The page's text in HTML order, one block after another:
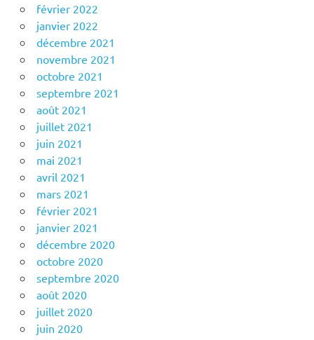
février 2022
janvier 2022
décembre 2021
novembre 2021
octobre 2021
septembre 2021
août 2021
juillet 2021
juin 2021
mai 2021
avril 2021
mars 2021
février 2021
janvier 2021
décembre 2020
octobre 2020
septembre 2020
août 2020
juillet 2020
juin 2020